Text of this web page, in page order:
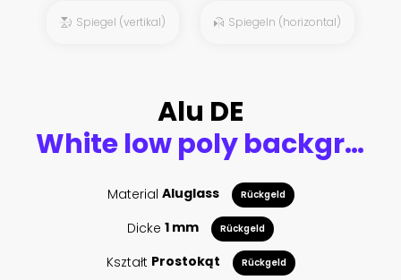
Spiegel (vertikal) Spiegeln (horizontal)
Alu DE
White low poly background texture. 3d rendering.
Material Aluglass Rückgeld
Dicke 1 mm Rückgeld
Kształt Prostokąt Rückgeld